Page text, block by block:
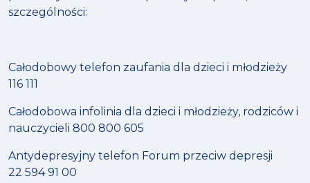
szczególności:
Całodobowy telefon zaufania dla dzieci i młodzieży
116 111
Całodobowa infolinia dla dzieci i młodzieży, rodziców i
nauczycieli 800 800 605
Antydepresyjny telefon Forum przeciw depresji
22 594 91 00